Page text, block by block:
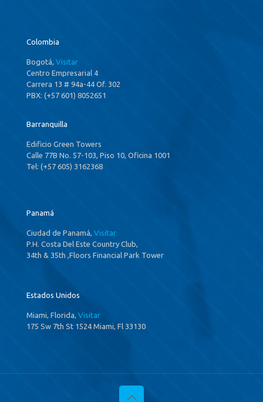
Colombia
Bogotá, Visitar
Centro Empresarial 4
Carrera 13 # 94a-44 Of. 302
PBX: (+57 601) 8052651
Barranquilla
Edificio Green Towers
Calle 77B No. 57-103, Piso 10, Oficina 1001
Tel: (+57 605) 3162368
Panamá
Ciudad de Panamá, Visitar
P.H. Costa Del Este Country Club,
34th & 35th ,Floors Financial Park Tower
Estados Unidos
Miami, Florida, Visitar
175 Sw 7th St 1524 Miami, Fl 33130